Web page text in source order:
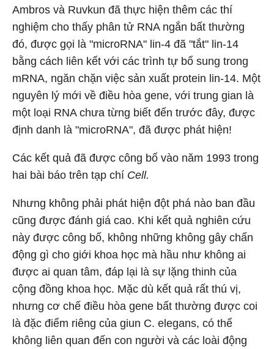
Ambros và Ruvkun đã thực hiện thêm các thí
nghiệm cho thấy phân tử RNA ngắn bất thường
đó, được gọi là "microRNA" lin-4 đã "tắt" lin-14
bằng cách liên kết với các trình tự bổ sung trong
mRNA, ngăn chặn việc sản xuất protein lin-14. Một
nguyên lý mới về điều hòa gene, với trung gian là
một loại RNA chưa từng biết đến trước đây, được
định danh là "microRNA", đã được phát hiện!
Các kết quả đã được công bố vào năm 1993 trong
hai bài báo trên tạp chí Cell.
Nhưng không phải phát hiện đột phá nào ban đầu
cũng được đánh giá cao. Khi kết quả nghiên cứu
này được công bố, không những không gây chấn
động gì cho giới khoa học mà hầu như không ai
được ai quan tâm, đáp lại là sự lặng thinh của
cộng đồng khoa học. Mặc dù kết quả rất thú vị,
nhưng cơ chế điều hòa gene bất thường được coi
là đặc điểm riêng của giun C. elegans, có thể
không liên quan đến con người và các loài động